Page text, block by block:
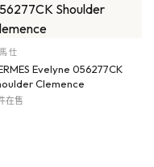
仕
Evelyne 056277CK
Clemence
在售